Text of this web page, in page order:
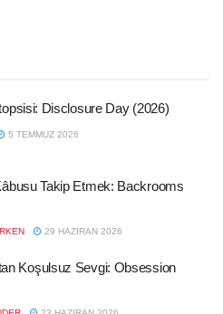
Disclosure Day (2026)
5 TEMMUZ 2026
Takip Etmek: Backrooms
29 HAZIRAN 2026
Koşulsuz Sevgi: Obsession